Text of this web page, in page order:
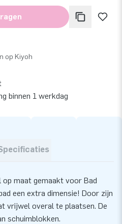
op Kiyoh
binnen 1 werkdag
maat gemaakt voor Bad
een extra dimensie! Door zijn
vrijwel overal te plaatsen. De
schuimblokken.